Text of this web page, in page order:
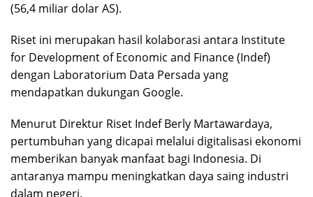
(56,4 miliar dolar AS).
Riset ini merupakan hasil kolaborasi antara Institute
for Development of Economic and Finance (Indef)
dengan Laboratorium Data Persada yang
mendapatkan dukungan Google.
Menurut Direktur Riset Indef Berly Martawardaya,
pertumbuhan yang dicapai melalui digitalisasi ekonomi
memberikan banyak manfaat bagi Indonesia. Di
antaranya mampu meningkatkan daya saing industri
dalam negeri.